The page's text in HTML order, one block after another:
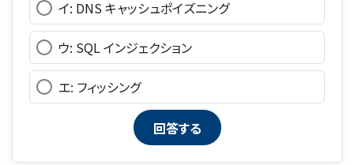
イ: DNS キャッシュポイズニング
ウ: SQL インジェクション
エ: フィッシング